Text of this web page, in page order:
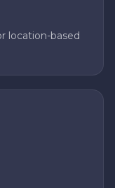
location-based